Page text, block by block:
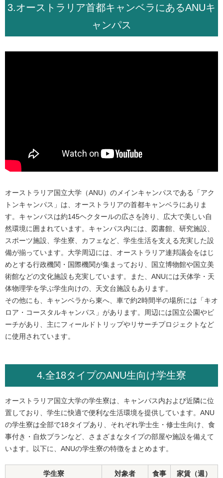
3.オーストラリア首都キャンベラにあるANUキ
ャンパス
オーストラリア国立大学（ANU）のメインキャンパスである「アク
トンキャンパス」は、オーストラリアの首都キャンベラにありま
す。キャンパスは約145ヘクタールの広さを誇り、広大で美しい自
然環境に囲まれています。キャンパス内には、図書館、研究施設、
スポーツ施設、学生寮、カフェなど、学生生活を支える充実した設
備が揃っています。大学周辺には、オーストラリア連邦議会をはじ
めとする行政機関・国際機関が集まっており、国立博物館や国立美
術館などの文化施設も充実しています。また、ANUには天体学・天
体物理学を学ぶ学生向けの、天文台施設もあります。
その他にも、キャンベラから東へ、車で約2時間半の場所には「キオ
ロア・コースタルキャンパス」があります。周辺には国立公園やビ
ーチがあり、主にフィールドトリップやリサーチプロジェクトなど
に使用されています。
4.全18タイプのANU生向け学生寮
オーストラリア国立大学の学生寮は、キャンパス内および近隣に位
置しており、学生に快適で便利な生活環境を提供しています。ANU
の学生寮は全部で18タイプあり、それぞれ学士生・修士生向け、食
事付き・自炊プランなど、さまざまなタイプの部屋や施設を備えて
います。以下に、ANUの学生寮の特徴をまとめます。
学生寮 対象者 食事 家賃（週）